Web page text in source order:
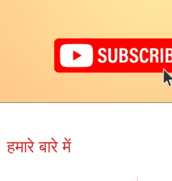
हमारे बारे में